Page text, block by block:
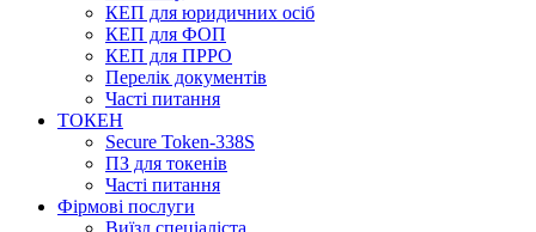
КЕП для юридичних осіб
КЕП для ФОП
КЕП для ПРРО
Перелік документів
Часті питання
ТОКЕН
Secure Token-338S
ПЗ для токенів
Часті питання
Фірмові послуги
Виїзд спеціаліста